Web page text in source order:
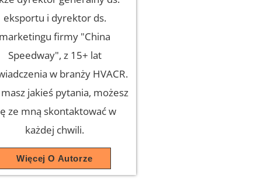
eksportu i dyrektor ds.
marketingu firmy "China
Speedway", z 15+ lat
w branży HVACR.
masz jakieś pytania, możesz
ze mną skontaktować w
każdej chwili.
Więcej O Autorze